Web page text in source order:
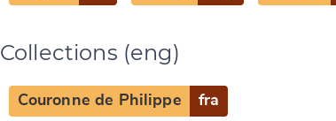
Collections (eng)
Couronne de Philippe fra
Change language